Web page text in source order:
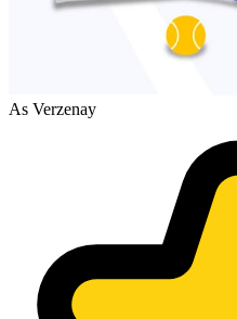
As Verzenay